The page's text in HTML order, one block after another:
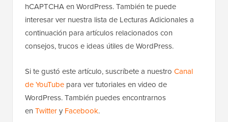
hCAPTCHA en WordPress. También te puede
interesar ver nuestra lista de Lecturas Adicionales a
continuación para artículos relacionados con
consejos, trucos e ideas útiles de WordPress.
Si te gustó este artículo, suscríbete a nuestro Canal
de YouTube para ver tutoriales en video de
WordPress. También puedes encontrarnos
en Twittery Facebook.